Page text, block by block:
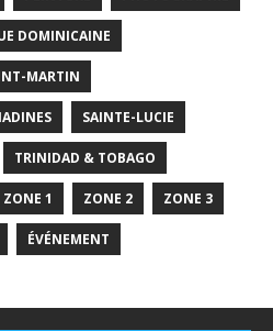
DOMINICAINE
MARTIN
SAINTE-LUCIE
TRINIDAD & TOBAGO
ZONE 1 ZONE 2 ZONE 3
ÉVÉNEMENT